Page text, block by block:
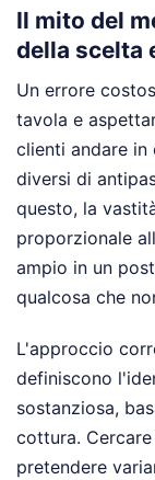
Il mito del
della scelta
Un errore
tavola e
clienti andare
diversi di
questo, la
proporzionale
ampio in un
qualcosa che
L'approccio
definiscono
sostanziosa,
cottura.
pretendere